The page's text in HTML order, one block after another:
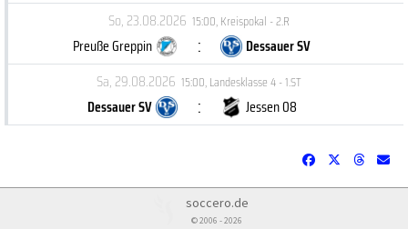
So, 23.08.2026 15:00,Kreispokal - 2.R
Preuße Greppin :
Dessauer SV
Sa, 29.08.2026 15:00,Landesklasse 4 - 1.ST
Dessauer SV : Jessen 08
soccero.de
© 2006 - 2026